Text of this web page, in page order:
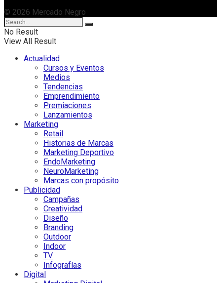
© 2026 Mercado Negro
No Result
View All Result
Actualidad
Cursos y Eventos
Medios
Tendencias
Emprendimiento
Premiaciones
Lanzamientos
Marketing
Retail
Historias de Marcas
Marketing Deportivo
EndoMarketing
NeuroMarketing
Marcas con propósito
Publicidad
Campañas
Creatividad
Diseño
Branding
Outdoor
Indoor
TV
Infografías
Digital